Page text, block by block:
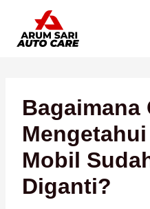
konten
Bagaimana
Mobil
Diganti?